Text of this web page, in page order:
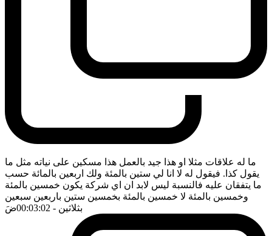
ما له علاقات مثلا او هذا جيد بالعمل هذا مسكين على نياته مثل ما
يقول كذا. فيقول له لا انا لي ستين بالمئة ولك اربعين بالمائة حسب
ما يتفقان عليه فالنسبة ليس لابد ان اي شركة يكون خمسين بالمئة
وخمسين بالمئة لا خمسين بالمئة بخمسين ستين باربعين سبعين
بثلاثين - 00:03:02 ضَ